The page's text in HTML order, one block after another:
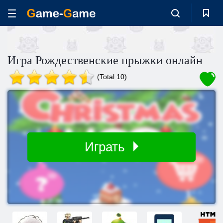
Игра Рождественские прыжки онлайн
(Total 10)
Играть